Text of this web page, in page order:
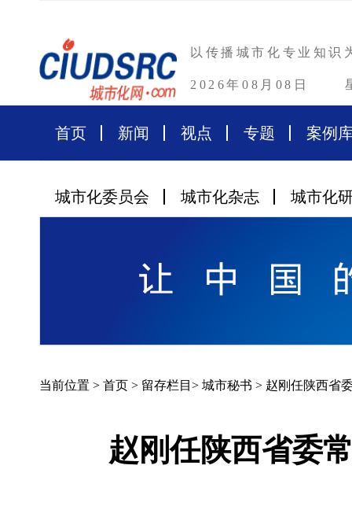
以传播城市化专业知识
2026年08月08日
首页 新闻 视点 专题 案例
城市化委员会 城市化杂志 城市化
当前位置 > 首页 > 留存栏目 > 城市秘书 > 赵刚任陕西省
赵刚任陕西省委